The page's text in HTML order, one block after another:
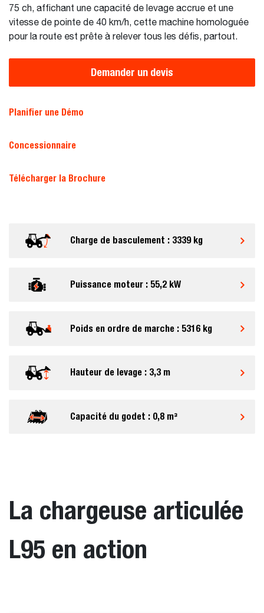
75 ch, affichant une capacité de levage accrue et une
vitesse de pointe de 40 km/h, cette machine homologuée
pour la route est prête à relever tous les défis, partout.
Demander un devis
Planifier une Démo
Concessionnaire
Télécharger la Brochure
Charge de basculement : 3339 kg
Puissance moteur : 55,2 kW
Poids en ordre de marche : 5316 kg
Hauteur de levage : 3,3 m
Capacité du godet : 0,8 m³
La chargeuse articulée
L95 en action